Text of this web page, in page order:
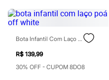
Em alta
Dia dos Pais
Inverno
Roupas
Bermudas
Camisas
Calças
Bota Infantil Com Laço Poá Off White
R$ 139,99
30% OFF - CUPOM 8DO8